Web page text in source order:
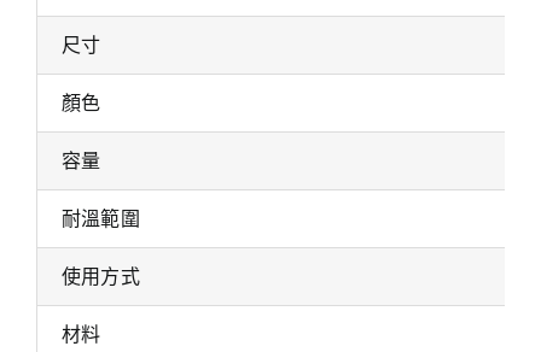
尺寸
顏色
容量
耐溫範圍
使用方式
材料